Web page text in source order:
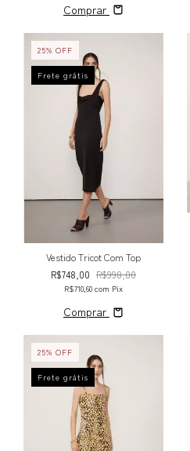
Comprar
25% OFF
Frete grátis
Vestido Tricot Com Top
R$748,00 R$998,00
R$710,60 com Pix
Comprar
25% OFF
Frete grátis